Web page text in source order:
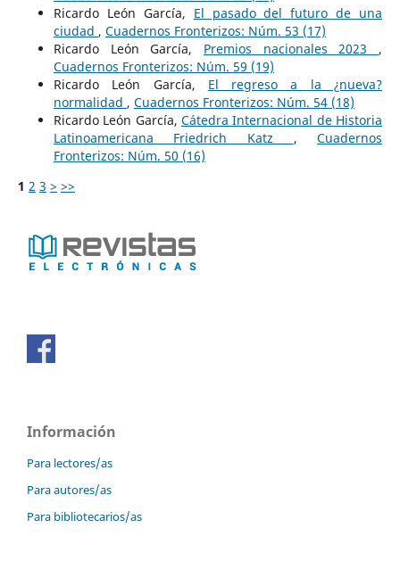
Ricardo León García, El pasado del futuro de una
ciudad , Cuadernos Fronterizos: Núm. 53 (17)
Ricardo León García, Premios nacionales 2023 ,
Cuadernos Fronterizos: Núm. 59 (19)
Ricardo León García, El regreso a la ¿nueva?
normalidad , Cuadernos Fronterizos: Núm. 54 (18)
Ricardo León García, Cátedra Internacional de Historia
Latinoamericana Friedrich Katz ,Cuadernos
Fronterizos: Núm. 50 (16)
1 2 3 > >>
Información
Para lectores/as
Para autores/as
Para bibliotecarios/as